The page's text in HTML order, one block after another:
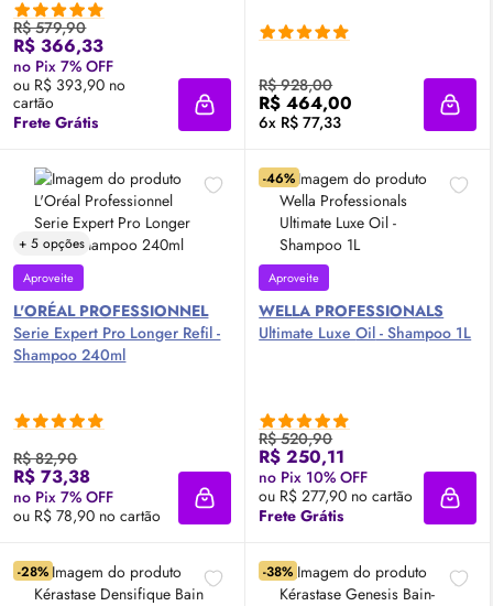
R$ 579,90
R$ 366,33
no Pix 7% OFF
ou R$ 393,90 no
cartão
Frete Grátis
Adicionar à sacola
R$ 928,00
R$ 464,00
6x R$ 77,33
+ 5 opções
Aproveite
L'ORÉAL PROFESSIONNEL
Serie Expert Pro Longer Refil -
Shampoo 240ml
R$ 82,90
R$ 73,38
no Pix 7% OFF
ou R$ 78,90 no cartão
Adicionar à sacola
-46%
Aproveite
WELLA PROFESSIONALS
Ultimate LuxeOil - Shampoo 1L
R$ 520,90
R$ 250,11
no Pix 10% OFF
ou R$ 277,90 no cartão
Frete Grátis
-28% -38%